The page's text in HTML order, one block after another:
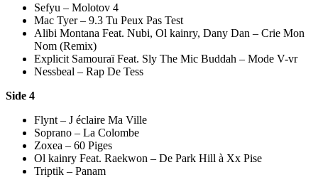
Sefyu – Molotov 4
Mac Tyer – 9.3 Tu Peux Pas Test
Alibi Montana Feat. Nubi, Ol kainry, Dany Dan – Crie Mon
Nom (Remix)
Explicit Samouraï Feat. Sly The Mic Buddah – Mode V-vr
Nessbeal – Rap De Tess
Side 4
Flynt – J éclaire Ma Ville
Soprano – La Colombe
Zoxea – 60 Piges
Ol kainry Feat. Raekwon – De Park Hill à Xx Pise
Triptik – Panam